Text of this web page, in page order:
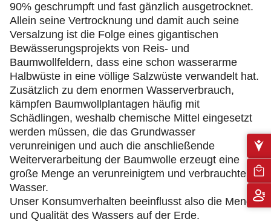
90% geschrumpft und fast gänzlich ausgetrocknet.
Allein seine Vertrocknung und damit auch seine
Versalzung ist die Folge eines gigantischen
Bewässerungsprojekts von Reis- und
Baumwollfeldern, dass eine schon wasserarme
Halbwüste in eine völlige Salzwüste verwandelt hat.
Zusätzlich zu dem enormen Wasserverbrauch,
kämpfen Baumwollplantagen häufig mit
Schädlingen, weshalb chemische Mittel eingesetzt
werden müssen, die das Grundwasser
verunreinigen und auch die anschließende
Weiterverarbeitung der Baumwolle erzeugt eine
große Menge an verunreinigtem und verbrauchtem
Wasser.
Unser Konsumverhalten beeinflusst also die Menge
und Qualität des Wassers auf der Erde.